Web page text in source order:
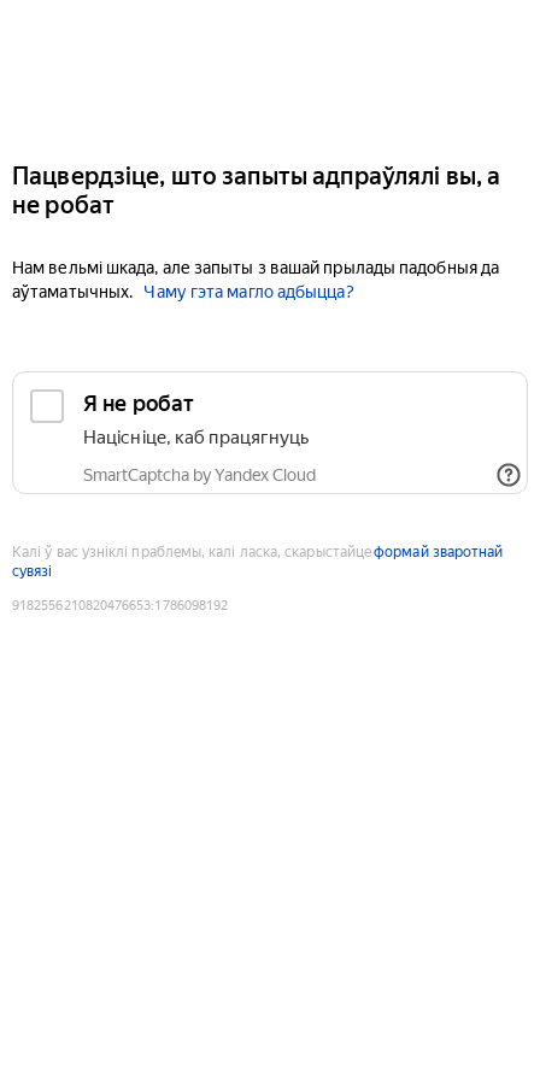
Пацвердзіце, што запыты адпраўлялі вы, а
не робат
Нам вельмі шкада, але запыты з вашай прылады падобныя да
аўтаматычных.
Чаму гэта магло адбыцца?
Я не робат
Націсніце, каб працягнуць
SmartCaptcha by Yandex Cloud
Калі ў вас узніклі праблемы, калі ласка, скарыстайцеформай зваротнай
сувязі
9182556210820476653:1786098192